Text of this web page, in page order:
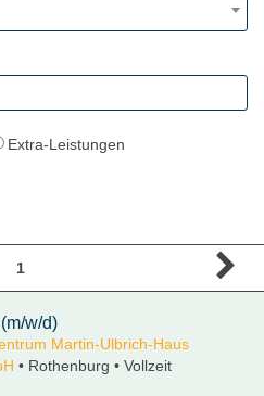
Extra-Leistungen
1
w/d)
Martin-Ulbrich-Haus
• Rothenburg • Vollzeit